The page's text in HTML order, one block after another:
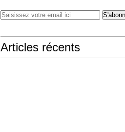
Articles récents